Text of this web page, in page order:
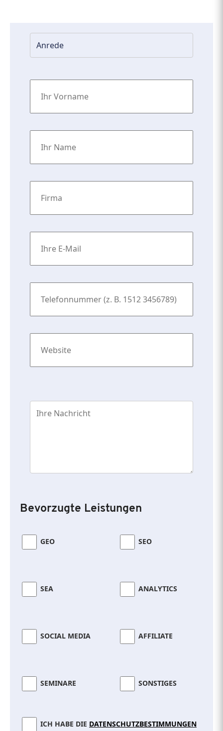
Bevorzugte Leistungen
GEO SEO
SEA ANALYTICS
SOCIAL MEDIA AFFILIATE
SEMINARE SONSTIGES
ICH HABE DIE DATENSCHUTZBESTIMMUNGEN